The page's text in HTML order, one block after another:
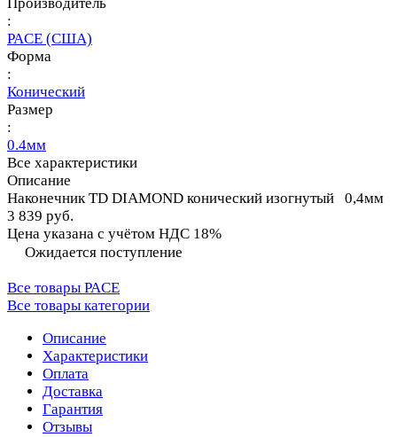
:
PACE (США)
Форма
:
Конический
Размер
:
0.4мм
Все характеристики
Описание
Наконечник TD DIAMOND конический изогнутый 0,4мм
3 839 руб.
Цена указана с учётом НДС 18%
Ожидается поступление
Все товары PACE
Все товары категории
Описание
Характеристики
Оплата
Доставка
Гарантия
Отзывы